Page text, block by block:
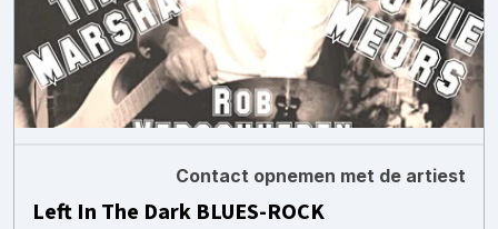
Contact opnemen met de artiest
Left In The Dark BLUES-ROCK